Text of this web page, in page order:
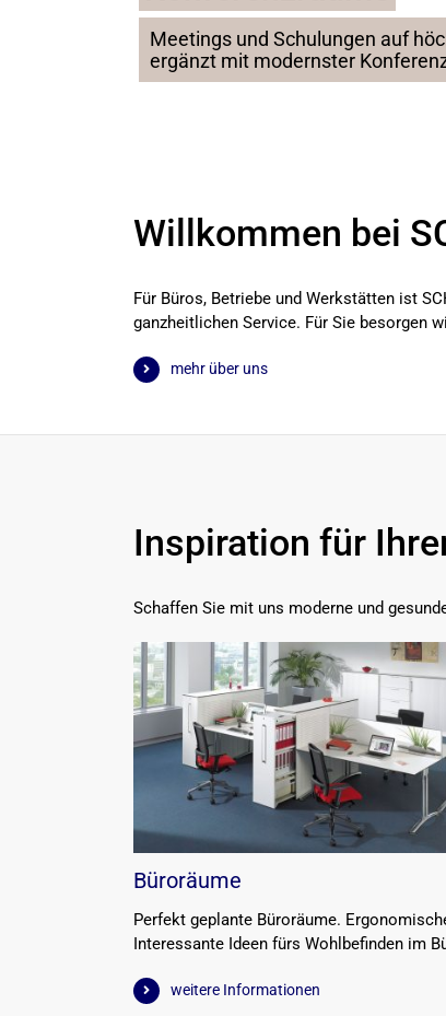
Meetings und Schulungen auf
ergänzt mit modernster
Willkommen bei
Für Büros, Betriebe und Werkstätten ist
ganzheitlichen Service. Für Sie besorgen
mehr über uns
Inspiration für
Schaffen Sie mit uns moderne und
Büroräume
Perfekt geplante Büroräume.
Interessante Ideen fürs Wohlbefinden im
weitere Informationen